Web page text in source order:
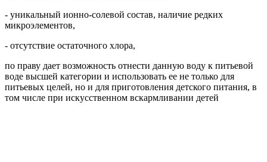
- уникальный ионно-солевой состав, наличие редких
микроэлементов,
- отсутствие остаточного хлора,
по праву дает возможность отнести данную воду к питьевой
воде высшей категории и использовать ее не только для
питьевых целей, но и для приготовления детского питания, в
том числе при искусственном вскармливании детей